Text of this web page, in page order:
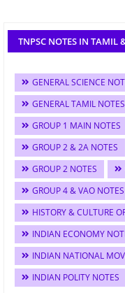
TNPSC NOTES IN TAMIL
GENERAL SCIENCE
GENERAL TAMIL NOTES
GROUP 1 MAIN NOTES
GROUP 2 & 2A NOTES
GROUP 2 NOTES
GROUP 4 & VAO NOTES
HISTORY & CULTURE
INDIAN ECONOMY
INDIAN NATIONAL
INDIAN POLITY NOTES